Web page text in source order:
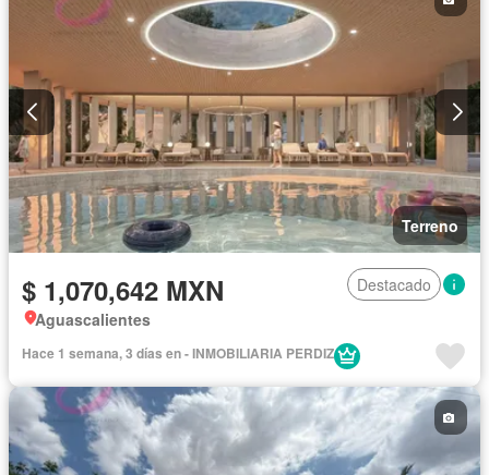
Terreno
$ 1,070,642 MXN
Destacado
Aguascalientes
Hace 1 semana, 3 días en - INMOBILIARIA PERDIZ